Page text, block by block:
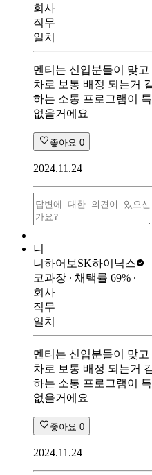
회사
직무
일치
멘티는 신입분들이 맞
차로 보통 배정 되는거
하는 소통 프로그램이
없을거에요
좋아요 0
2024.11.24
니
니하어보 SK하이닉스
코과장 ∙ 채택률 69% ∙
회사
직무
일치
멘티는 신입분들이 맞
차로 보통 배정 되는거
하는 소통 프로그램이
없을거에요
좋아요 0
2024.11.24